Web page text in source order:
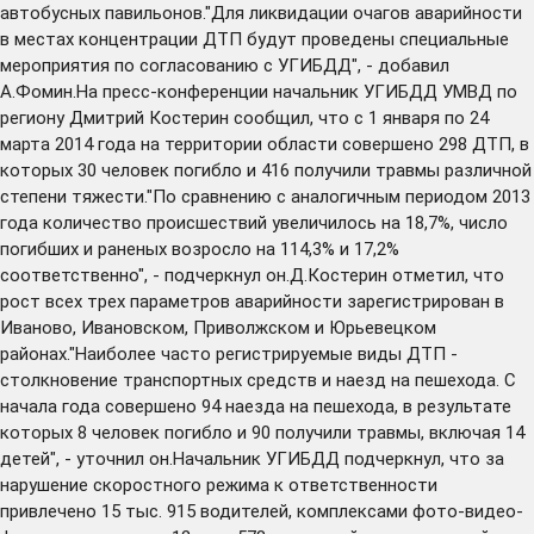
автобусных павильонов."Для ликвидации очагов аварийности
в местах концентрации ДТП будут проведены специальные
мероприятия по согласованию с УГИБДД", - добавил
А.Фомин.На пресс-конференции начальник УГИБДД УМВД по
региону Дмитрий Костерин сообщил, что с 1 января по 24
марта 2014 года на территории области совершено 298 ДТП, в
которых 30 человек погибло и 416 получили травмы различной
степени тяжести."По сравнению с аналогичным периодом 2013
года количество происшествий увеличилось на 18,7%, число
погибших и раненых возросло на 114,3% и 17,2%
соответственно", - подчеркнул он.Д.Костерин отметил, что
рост всех трех параметров аварийности зарегистрирован в
Иваново, Ивановском, Приволжском и Юрьевецком
районах."Наиболее часто регистрируемые виды ДТП -
столкновение транспортных средств и наезд на пешехода. С
начала года совершено 94 наезда на пешехода, в результате
которых 8 человек погибло и 90 получили травмы, включая 14
детей", - уточнил он.Начальник УГИБДД подчеркнул, что за
нарушение скоростного режима к ответственности
привлечено 15 тыс. 915 водителей, комплексами фото-видео-